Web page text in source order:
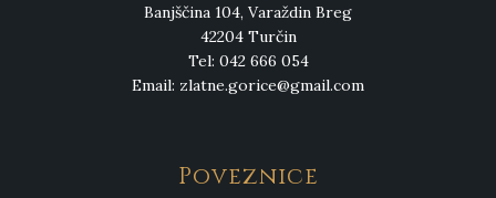
Banjščina 104, Varaždin Breg
42204 Turčin
Tel: 042 666 054
Email: zlatne.gorice@gmail.com
Poveznice